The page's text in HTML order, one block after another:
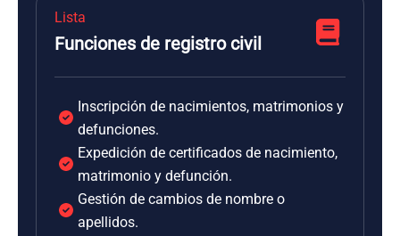
Lista
Funciones de registro civil
Inscripción de nacimientos, matrimonios y
defunciones.
Expedición de certificados de nacimiento,
matrimonio y defunción.
Gestión de cambios de nombre o
apellidos.